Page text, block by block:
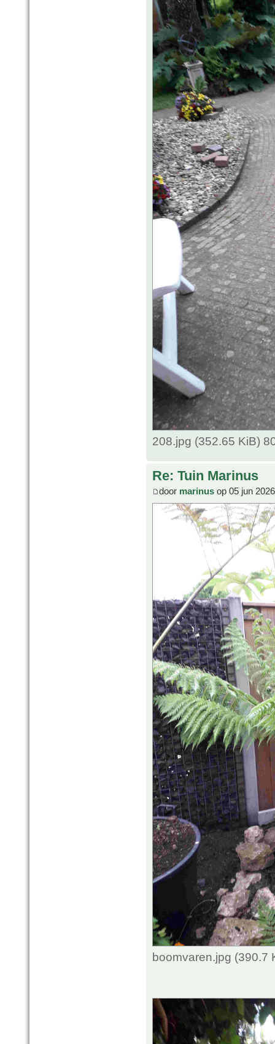
208.jpg (352.65 KiB)
Re: Tuin Marinus
door marinus op 05 jun
boomvaren.jpg (390.7